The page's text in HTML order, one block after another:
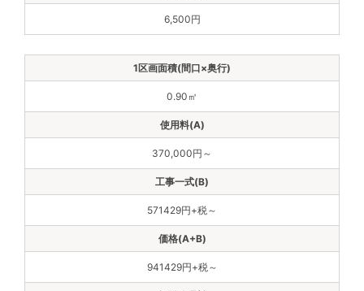
6,500円
0.90㎡
370,000円～
571429円+税～
941429円+税～